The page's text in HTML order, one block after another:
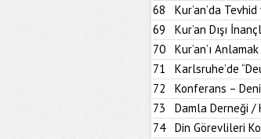
68
Kur’an’da
69
Kur’an Dışı
70
Kur’an’ı
71
Karlsruhe’de
72
Konferans –
73
Damla Derneği /
74
Din Görevlileri